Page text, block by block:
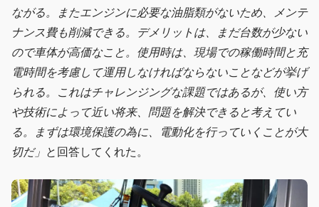
ながる。またエンジンに必要な油脂類がないため、メンテ
ナンス費も削減できる。デメリットは、まだ台数が少ない
ので車体が高価なこと。使用時は、現場での稼働時間と充
電時間を考慮して運用しなければならないことなどが挙げ
られる。これはチャレンジングな課題ではあるが、使い方
や技術によって近い将来、問題を解決できると考えてい
る。まずは環境保護の為に、電動化を行っていくことが大
切だ」 と回答してくれた。